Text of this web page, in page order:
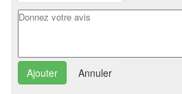
Annuler